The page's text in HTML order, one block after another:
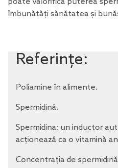
îmbunătăți sănătatea și
Referințe:
Poliamine în alimente.
Spermidină.
Spermidina: un inductor
acționează ca o vitamină
Concentrația de